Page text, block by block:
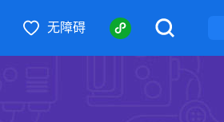
无障碍